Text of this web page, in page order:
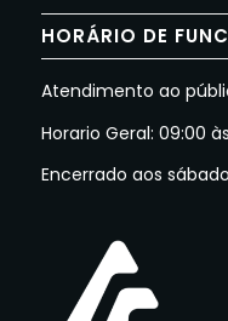
HORÁRIO DE
Atendimento ao
Horario Geral: 09:00
Encerrado aos